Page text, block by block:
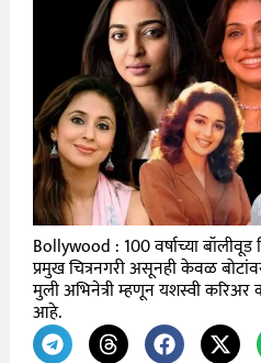
Bollywood : 100 वर्षाच्या बॉलीवूड
प्रमुख चित्रनगरी असूनही केवळ
मुली अभिनेत्री म्हणून यशस्वी
आहे.